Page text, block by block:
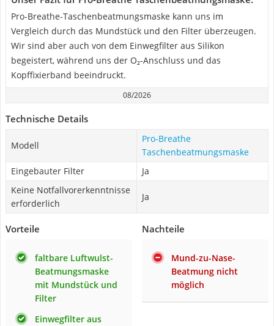
Pro-Breathe-Taschenbeatmungsmaske kann uns im
Vergleich durch das Mundstück und den Filter überzeugen.
Wir sind aber auch von dem Einwegfilter aus Silikon
begeistert, während uns der O₂-Anschluss und das
Kopffixierband beeindruckt.
08/2026
Technische Details
Modell
Pro-Breathe
Taschenbeatmungsmaske
Eingebauter Filter
Ja
Keine Notfallvorerkenntnisse
erforderlich
Ja
Vorteile
faltbare Luftwulst-
Beatmungsmaske
mit Mundstück und
Filter
Einwegfilter aus
Nachteile
Mund-zu-Nase-
Beatmung nicht
möglich